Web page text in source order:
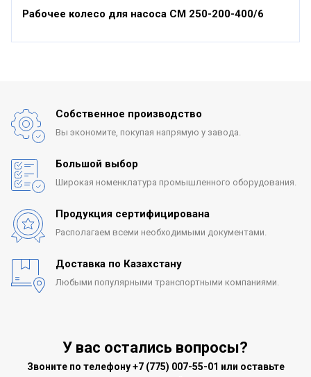
Рабочее колесо для насоса СМ 250-200-400/6
Собственное производство
Вы экономите, покупая напрямую у завода.
Большой выбор
Широкая номенклатура промышленного оборудования.
Продукция сертифицирована
Располагаем всеми необходимыми документами.
Доставка по Казахстану
Любыми популярными транспортными компаниями.
У вас остались вопросы?
Звоните по телефону+7 (775) 007-55-01 или оставьте